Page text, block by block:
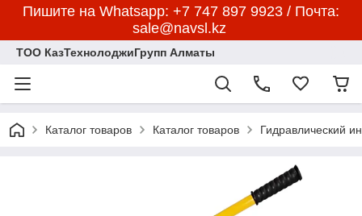
Пишите на Whatsapp: +7 747 897 9923 / Почта:
sale@navsl.kz
ТОО КазТехнолоджиГрупп Алматы
Каталог товаров Каталог товаров Гидравлический